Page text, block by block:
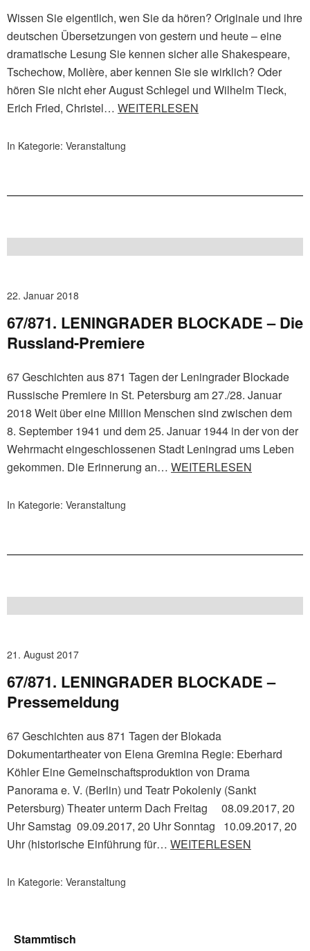
Wissen Sie eigentlich, wen Sie da hören? Originale und ihre
deutschen Übersetzungen von gestern und heute – eine
dramatische Lesung Sie kennen sicher alle Shakespeare,
Tschechow, Molière, aber kennen Sie sie wirklich? Oder
hören Sie nicht eher August Schlegel und Wilhelm Tieck,
Erich Fried, Christel… WEITERLESEN
In Kategorie: Veranstaltung
22. Januar 2018
67/871. LENINGRADER BLOCKADE – Die
Russland-Premiere
67 Geschichten aus 871 Tagen der Leningrader Blockade
Russische Premiere in St. Petersburg am 27./28. Januar
2018 Weit über eine Million Menschen sind zwischen dem
8. September 1941 und dem 25. Januar 1944 in der von der
Wehrmacht eingeschlossenen Stadt Leningrad ums Leben
gekommen. Die Erinnerung an… WEITERLESEN
In Kategorie: Veranstaltung
21. August 2017
67/871. LENINGRADER BLOCKADE –
Pressemeldung
67 Geschichten aus 871 Tagen der Blokada
Dokumentartheater von Elena Gremina Regie: Eberhard
Köhler Eine Gemeinschaftsproduktion von Drama
Panorama e. V. (Berlin) und Teatr Pokoleniy (Sankt
Petersburg) Theater unterm Dach Freitag 08.09.2017, 20
Uhr Samstag 09.09.2017, 20 Uhr Sonntag 10.09.2017, 20
Uhr (historische Einführung für… WEITERLESEN
In Kategorie: Veranstaltung
Stammtisch